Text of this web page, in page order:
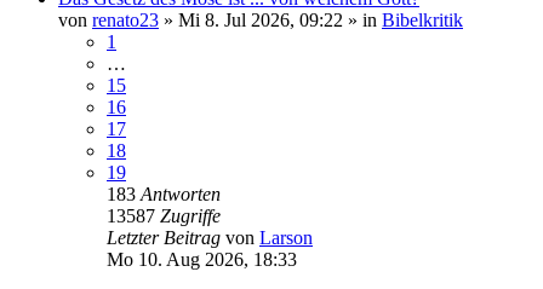
von renato23 » Mi 8. Jul 2026, 09:22 » in Bibelkritik
1
…
15
16
17
18
19
183 Antworten
13587 Zugriffe
Letzter Beitrag von Larson
Mo 10. Aug 2026, 18:33